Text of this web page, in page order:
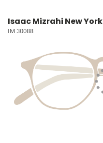
Isaac Mizrahi New York
IM 30088